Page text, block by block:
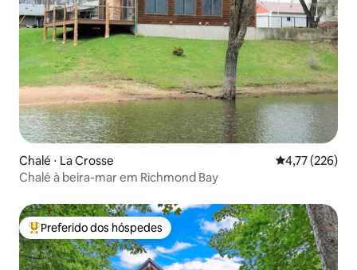
Chalé ⋅ La Crosse 4,77 de uma
4,77 (226)
Chalé à beira-mar em Richmond Bay
Entre os melhores preferidos dos hóspedes
Preferido dos hóspedes